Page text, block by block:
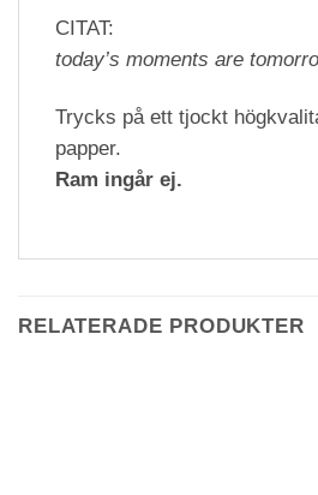
CITAT:
today’s moments are
Trycks på ett tjockt
papper.
Ram ingår ej.
RELATERADE PRODUKTER